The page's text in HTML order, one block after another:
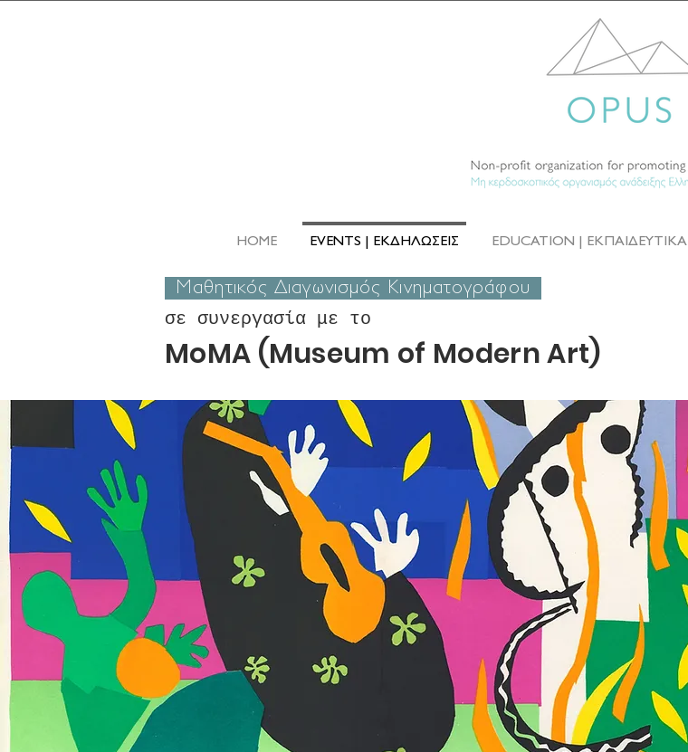
HOME EVENTS | ΕΚΔΗΛΩΣΕΙΣ EDUCATION | ΕΚΠΑΙΔΕΥΤΙΚΑ
Μαθητικός Διαγωνισμός Κινηματογράφου
σε συνεργασία με το
MoMA (Museum of ModernArt)